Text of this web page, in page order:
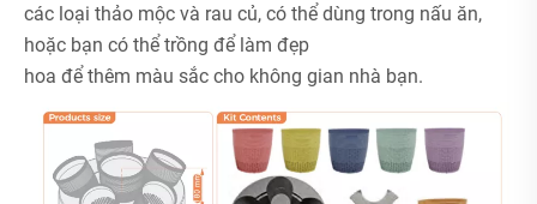
các loại thảo mộc và rau củ, có thể dùng trong nấu ăn,
hoặc bạn có thể trồng để làm đẹp
hoa để thêm màu sắc cho không gian nhà bạn.